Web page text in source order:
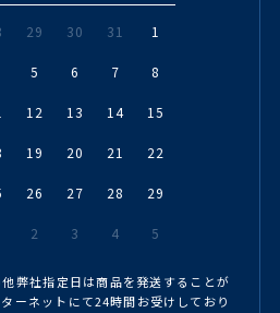
29 30 31 1
5 6 7 8
12 13 14 15
19 20 21 22
26 27 28 29
2 3 4 5
弊社指定日は商品を発送することが
ーネットにて24時間お受けしており